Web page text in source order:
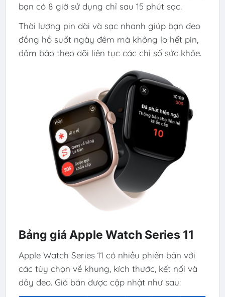
bạn có 8 giờ sử dụng chỉ sau 15 phút sạc.
Thời lượng pin dài và sạc nhanh giúp bạn đeo
đồng hồ suốt ngày đêm mà không lo hết pin,
đảm bảo theo dõi liên tục các chỉ số sức khỏe.
Bảng giá Apple Watch Series 11
Apple Watch Series 11 có nhiều phiên bản với
các tùy chọn về khung, kích thước, kết nối và
dây đeo. Giá bán được cập nhật như sau: